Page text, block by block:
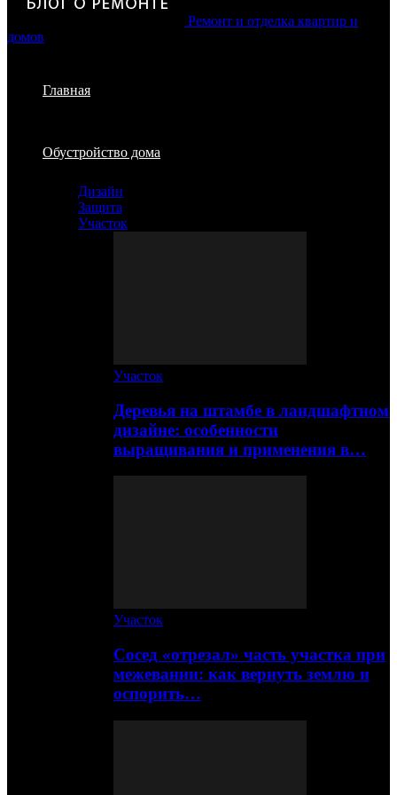
Ремонт и отделка квартир и
домов
Главная
Обустройство дома
Дизайн
Защита
Участок
Участок
Деревья на штамбе в ландшафтном
дизайне: особенности
выращивания и применения в…
Участок
Сосед «отрезал» часть участка при
межевании: как вернуть землю и
оспорить…